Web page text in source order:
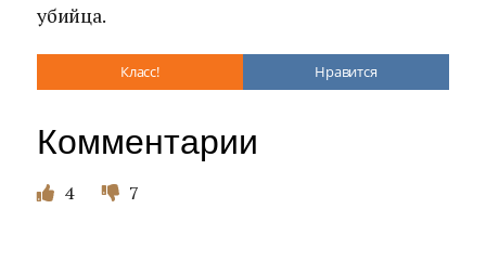
убийца.
Класс! Нравится
Комментарии
4 7